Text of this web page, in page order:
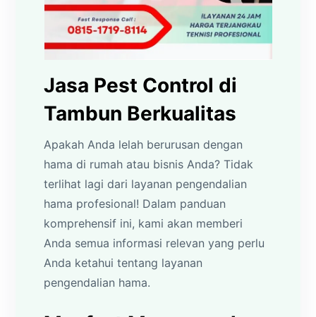
Jasa Pest Control di
Tambun Berkualitas
Apakah Anda lelah berurusan dengan
hama di rumah atau bisnis Anda? Tidak
terlihat lagi dari layanan pengendalian
hama profesional! Dalam panduan
komprehensif ini, kami akan memberi
Anda semua informasi relevan yang perlu
Anda ketahui tentang layanan
pengendalian hama.